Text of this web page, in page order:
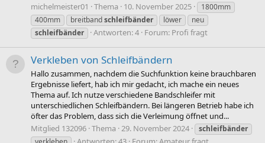
michelmeister01
Thema 10. November 2025
1800mm
400mm
breitbandschleifbänder löwer
neu
schleifbänder
Antworten: 4 Forum: Profi fragt
Verkleben von Schleifbändern
Hallo zusammen, nachdem die Suchfunktion keine brauchbaren
Ergebnisse liefert, hab ich mir gedacht, ich mache ein neues
Thema auf. Ich nutze verschiedene Bandschleifer mit
unterschiedlichen Schleifbändern. Bei längeren Betrieb habe ich
öfter das Problem, dass sich die Verleimung öffnet und...
Mitglied 132096 Thema 29. November 2024
schleifbänder